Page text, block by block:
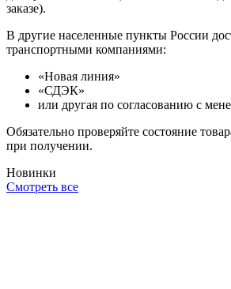
заказе).
В другие населенные пункты России
транспортными компаниями:
«Новая линия»
«СДЭК»
или другая по согласованию с
Обязательно проверяйте состояние
при получении.
Новинки
Смотреть все